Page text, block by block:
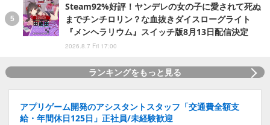
Steam92%好評！ヤンデレの女の子に愛されて死ぬ
までチンチロリン？な血抜きダイスローグライト
『メンヘラリウム』スイッチ版8月13日配信決定
2026.8.7 Fri 17:00
ランキングをもっと見る
アプリゲーム開発のアシスタントスタッフ「交通費全額支
給・年間休日125日」正社員/未経験歓迎